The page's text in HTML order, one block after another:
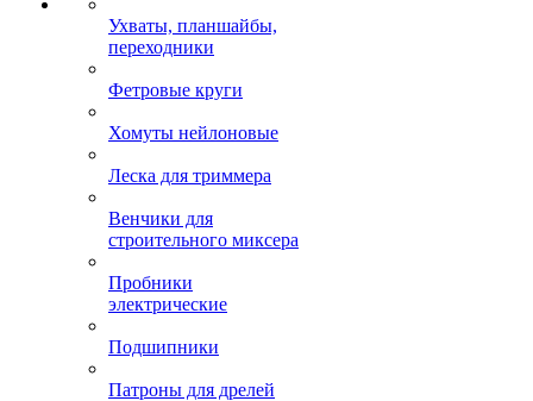
Ухваты, планшайбы,
переходники
Фетровые круги
Хомуты нейлоновые
Леска для триммера
Венчики для
строительного миксера
Пробники
электрические
Подшипники
Патроны для дрелей